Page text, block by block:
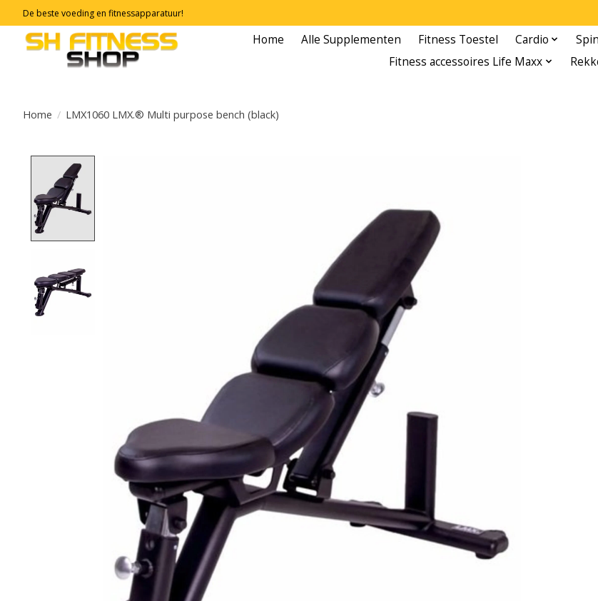
De beste voeding en fitnessapparatuur!
Home Alle Supplementen Fitness Toestel Cardio
Fitness accessoires Life Maxx
Home / LMX1060 LMX.® Multi purpose bench (black)